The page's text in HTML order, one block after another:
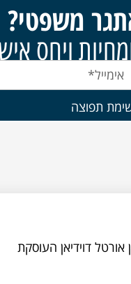
משפטי?
ויחס
תפוצה
אורטל דוידיאן העוסקת